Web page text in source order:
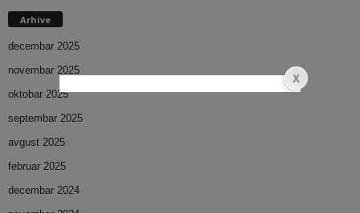
Arhive
decembar 2025
novembar 2025
oktobar 2025
septembar 2025
avgust 2025
februar 2025
decembar 2024